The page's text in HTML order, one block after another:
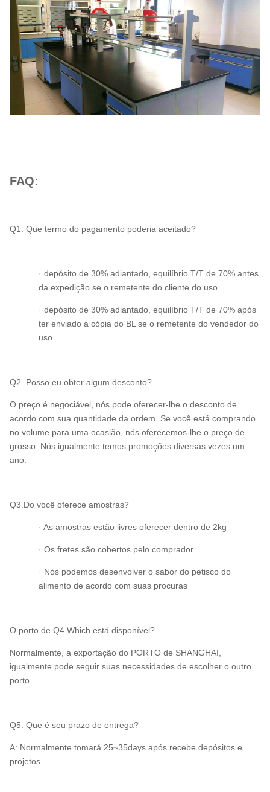
FAQ:
Q1. Que termo do pagamento poderia aceitado?
· depósito de 30% adiantado, equilíbrio T/T de 70% antes
da expedição se o remetente do cliente do uso.
· depósito de 30% adiantado, equilíbrio T/T de 70% após
ter enviado a cópia do BL se o remetente do vendedor do
uso.
Q2. Posso eu obter algum desconto?
O preço é negociável, nós pode oferecer-lhe o desconto de
acordo com sua quantidade da ordem. Se você está comprando
no volume para uma ocasião, nós oferecemos-lhe o preço de
grosso. Nós igualmente temos promoções diversas vezes um
ano.
Q3.Do você oferece amostras?
· As amostras estão livres oferecer dentro de 2kg
· Os fretes são cobertos pelo comprador
· Nós podemos desenvolver o sabor do petisco do
alimento de acordo com suas procuras
O porto de Q4.Which está disponível?
Normalmente, a exportação do PORTO de SHANGHAI,
igualmente pode seguir suas necessidades de escolher o outro
porto.
Q5: Que é seu prazo de entrega?
A: Normalmente tomará 25~35days após recebe depósitos e
projetos.